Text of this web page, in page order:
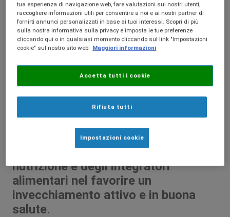
Ilprogressivo invecchiamentodella
popolazione rende sempre più
urgente comprendere quali
strategie possano sostenere il
mantenimento della funzione fisica,
cognitiva e metabolicanelle fasi
avanzate della vita. La tavola
rotonda organizzata nell’ambito del
Congresso SIMG affronterà il tema
da una prospettiva interdisciplinare,
approfondendo il contributo della
nutrizione e degli integratori
alimentari nel favorire un
invecchiamento attivo e in buona
salute.
tua esperienza di navigazione web, fare valutazioni sui nostri utenti,
raccogliere informazioni utili per consentire a noi e ai nostri partner di
fornirti annunci personalizzati in base ai tuoi interessi. Scopri di più
sulla nostra informativa sulla privacy e imposta le tue preferenze
cliccando qui o in qualsiasi momento cliccando sul link "Impostazioni
cookie" sul nostro sito web. Maggiori informazioni
Rifiuta tutti
Accetta tutti i cookie
Impostazioni cookie